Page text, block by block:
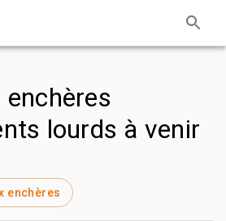
lourds à venir
enchères